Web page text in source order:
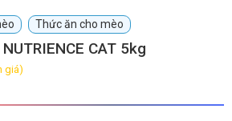
Dịch vụ phối giống chó
mèo
Thức ăn cho mèo
CAT 5kg
giá)